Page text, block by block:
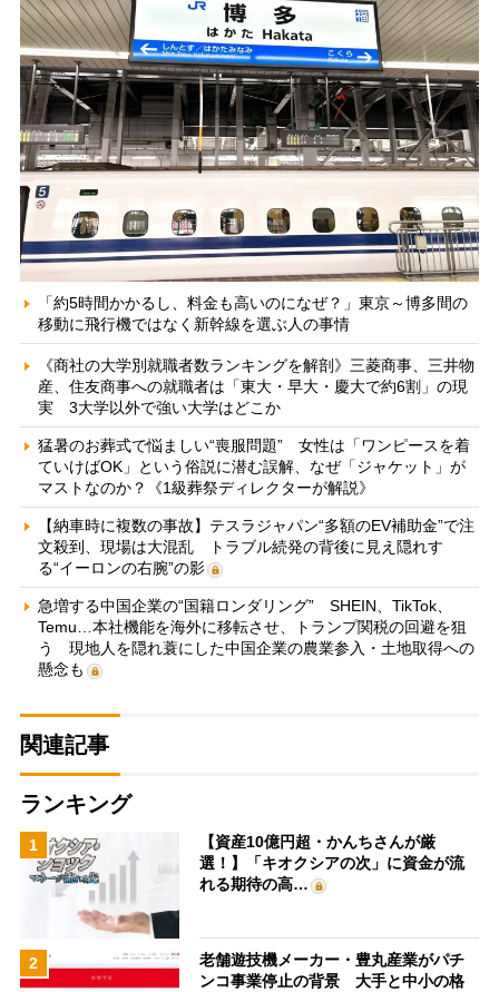
「約5時間かかるし、料金も高いのになぜ？」東京～博多間の
移動に飛行機ではなく新幹線を選ぶ人の事情
《商社の大学別就職者数ランキングを解剖》三菱商事、三井物
産、住友商事への就職者は「東大・早大・慶大で約6割」の現
実 3大学以外で強い大学はどこか
猛暑のお葬式で悩ましい“喪服問題” 女性は「ワンピースを着
ていけばOK」という俗説に潜む誤解、なぜ「ジャケット」が
マストなのか？《1級葬祭ディレクターが解説》
【納車時に複数の事故】テスラジャパン“多額のEV補助金”で注
文殺到、現場は大混乱 トラブル続発の背後に見え隠れす
る“イーロンの右腕”の影
急増する中国企業の“国籍ロンダリング” SHEIN、TikTok、
Temu…本社機能を海外に移転させ、トランプ関税の回避を狙
う 現地人を隠れ蓑にした中国企業の農業参入・土地取得への
懸念も
関連記事
ランキング
1
【資産10億円超・かんちさんが厳
選！】「キオクシアの次」に資金が流
れる期待の高…
2
老舗遊技機メーカー・豊丸産業がパチ
ンコ事業停止の背景 大手と中小の格